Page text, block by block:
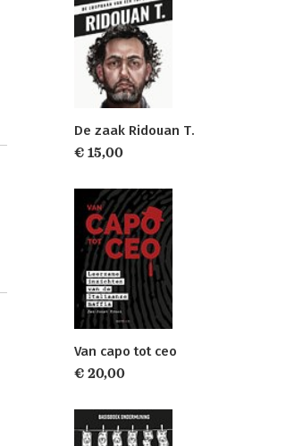
De zaak Ridouan T.
€ 15,00
Van capo tot ceo
€ 20,00